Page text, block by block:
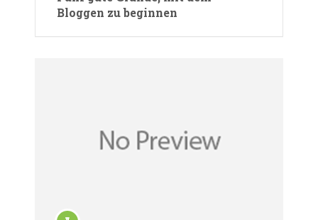
Bloggen zu beginnen